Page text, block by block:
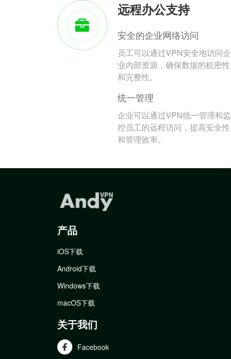
远程办公支持
安全的企业网络访问
员工可以通过VPN安全地访问企
业内部资源，确保数据的机密性
和完整性。
统一管理
企业可以通过VPN统一管理和监
控员工的远程访问，提高安全性
和管理效率。
产品
iOS下载
Android下载
Windows下载
macOS下载
关于我们
Facebook